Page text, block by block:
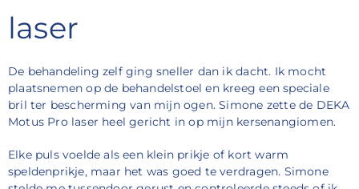
laser
De behandeling zelf ging sneller dan ik dacht. Ik mocht
plaatsnemen op de behandelstoel en kreeg een speciale
bril ter bescherming van mijn ogen. Simone zette de DEKA
Motus Pro laser heel gericht in op mijn kersenangiomen.
Elke puls voelde als een klein prikje of kort warm
speldenprikje, maar het was goed te verdragen. Simone